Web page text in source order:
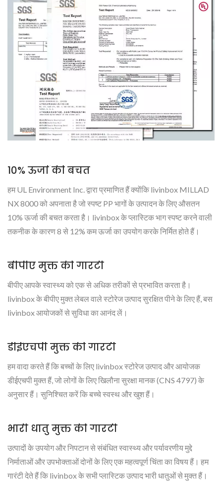
10% ऊर्जा की बचत
हम UL Environment Inc. द्वारा प्रमाणित हैं क्योंकि livinbox MILLAD
NX 8000 को अपनाता है जो स्पष्ट PP भागों के उत्पादन के लिए औसतन
10% ऊर्जा की बचत करता है। livinbox के प्लास्टिक भाग स्पष्ट करने वाली
तकनीक के कारण 8 से 12% कम ऊर्जा का उपयोग करके निर्मित होते हैं।
बीपीए मुक्त की गारंटी
बीपीए आपके स्वास्थ्य को एक से अधिक तरीकों से प्रभावित करता है।
livinbox के बीपीए मुक्त लेबल वाले स्टोरेज उत्पाद सुरक्षित पीने के लिए हैं, बस
livinbox आयोजकों से सुविधा का आनंद लें।
डीईएचपी मुक्त की गारंटी
हम वादा करते हैं कि बच्चों के लिए livinbox स्टोरेज उत्पाद और आयोजक
डीईएचपी मुक्त हैं, जो लोगों के लिए खिलौना सुरक्षा मानक (CNS 4797) के
अनुसार हैं। सुनिश्चित करें कि बच्चे स्वस्थ और खुश हैं।
भारी धातु मुक्त की गारंटी
उत्पादों के उपयोग और निपटान से संबंधित स्वास्थ्य और पर्यावरणीय मुद्दे
निर्माताओं और उपभोक्ताओं दोनों के लिए एक महत्वपूर्ण चिंता का विषय हैं। हम
गारंटी देते हैं कि livinbox के सभी प्लास्टिक उत्पाद भारी धातुओं से मुक्त हैं।